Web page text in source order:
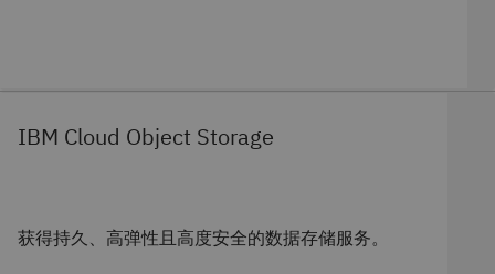
IBM Cloud Object Storage
获得持久、高弹性且高度安全的数据存储服务。